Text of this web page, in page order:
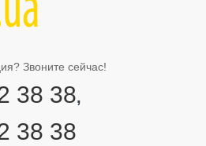
Звоните сейчас!
38 38,
38 38